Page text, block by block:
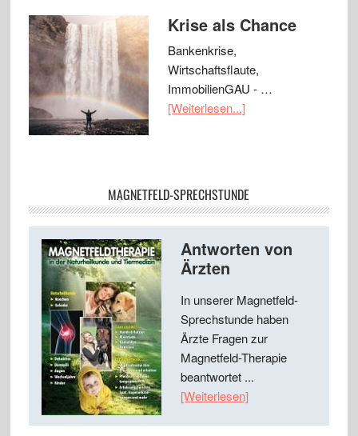
Krise als Chance
Bankenkrise,
Wirtschaftsflaute,
ImmobilienGAU - …
[Weiterlesen...]
MAGNETFELD-SPRECHSTUNDE
Antworten von
Ärzten
In unserer Magnetfeld-
Sprechstunde haben
Ärzte Fragen zur
Magnetfeld-Therapie
beantwortet ...
[Weiterlesen]